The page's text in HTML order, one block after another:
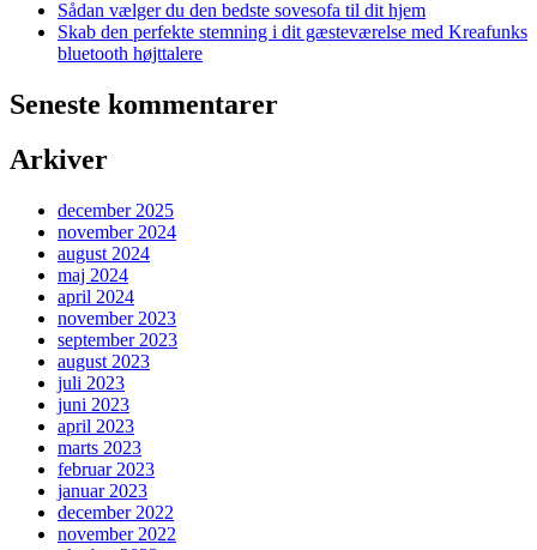
Sådan vælger du den bedste sovesofa til dit hjem
Skab den perfekte stemning i dit gæsteværelse med Kreafunks
bluetooth højttalere
Seneste kommentarer
Arkiver
december 2025
november 2024
august 2024
maj 2024
april 2024
november 2023
september 2023
august 2023
juli 2023
juni 2023
april 2023
marts 2023
februar 2023
januar 2023
december 2022
november 2022